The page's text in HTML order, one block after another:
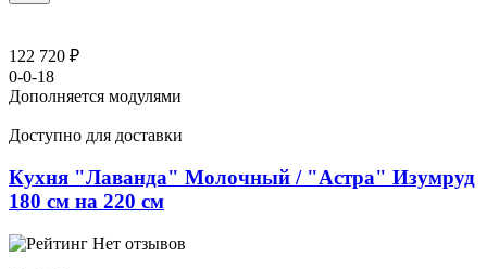
122 720 ₽
0-0-18
Дополняется модулями
Доступно для доставки
Кухня "Лаванда" Молочный / "Астра" Изумруд
180 см на 220 см
Нет отзывов